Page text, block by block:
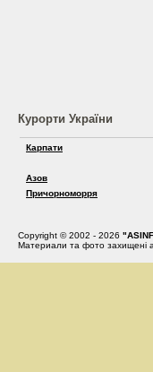
Курорти України
Карпати
Азов
Причорноморря
Copyright © 2002 - 2026
Материали та фото захищені